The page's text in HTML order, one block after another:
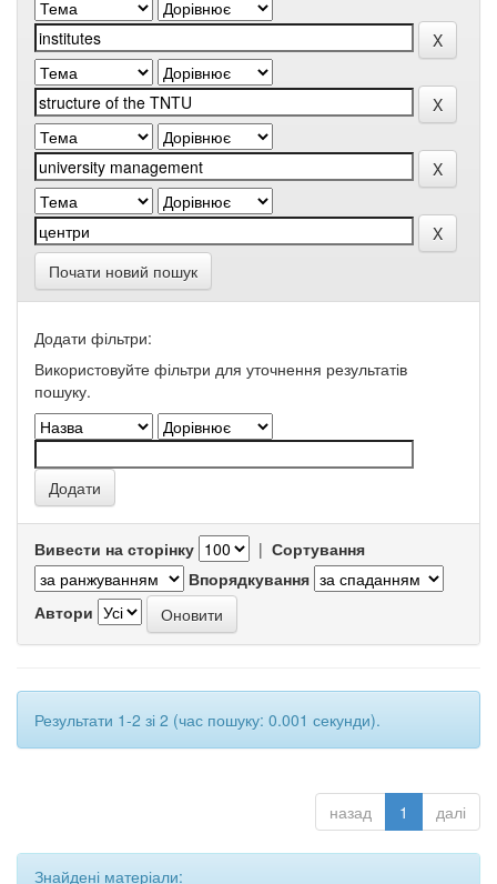
Почати новий пошук
Додати фільтри:
Використовуйте фільтри для уточнення результатів
пошуку.
Вивести на сторінку | Сортування
Впорядкування
Автори
Результати 1-2 зі 2 (час пошуку: 0.001 секунди).
назад 1 далі
Знайдені матеріали: